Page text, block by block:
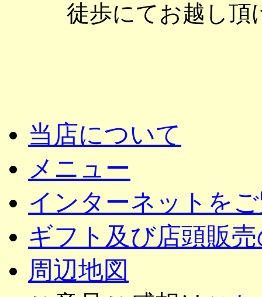
徒歩にてお越し頂
当店について
メニュー
インターネットを
ギフト及び店頭販
周辺地図